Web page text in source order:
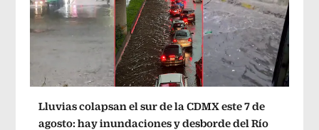
Lluvias colapsan el sur de la CDMX este 7 de
agosto: hay inundaciones y desborde del Río